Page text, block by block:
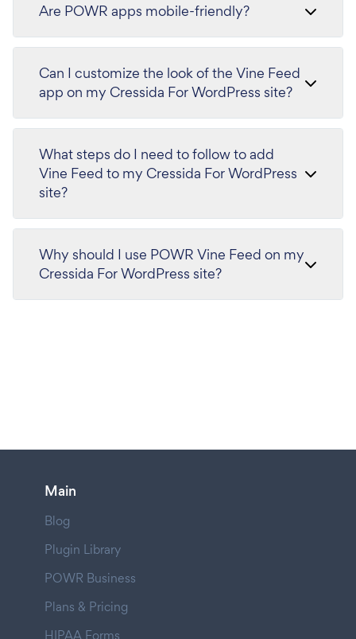
Are POWR apps mobile-friendly?
Can I customize the look of the Vine Feed
app on my Cressida For WordPress site?
What steps do I need to follow to add
Vine Feed to my Cressida For WordPress
site?
Why should I use POWR Vine Feed on my
Cressida For WordPress site?
Main
Blog
Plugin Library
POWR Business
Plans & Pricing
HIPAA Forms